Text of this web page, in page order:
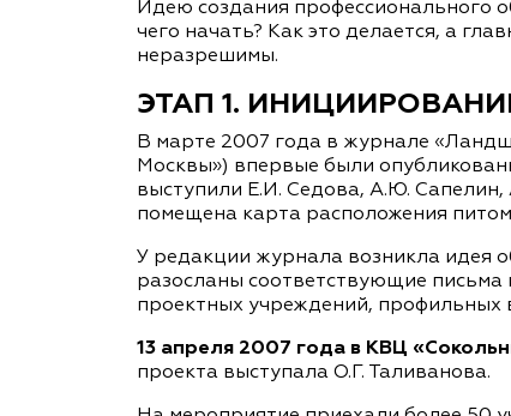
Идею создания профессионального
чего начать? Как это делается, а
неразрешимы.
ЭТАП 1.
В марте 2007 года в журнале
Москвы») впервые были
выступили Е.И. Седова, А.Ю.
помещена карта расположения
У редакции журнала возникла идея
разосланы соответствующие
проектных учреждений, профильных
13 апреля 2007 года в КВЦ
проекта выступала О.Г. Таливанова.